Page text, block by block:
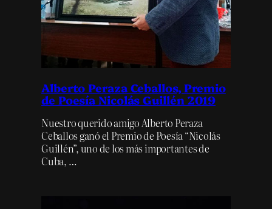
Alberto Peraza Ceballos, Premio
de Poesía Nicolás Guillén 2019
Nuestro querido amigo Alberto Peraza
Ceballos ganó el Premio de Poesía “Nicolás
Guillén”, uno de los más importantes de
Cuba, …